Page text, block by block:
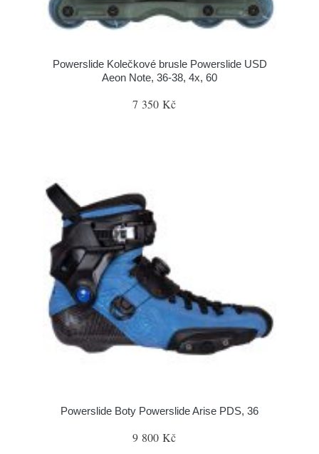
Powerslide Kolečkové brusle Powerslide USD
Aeon Note, 36-38, 4x, 60
7 350 Kč
Powerslide Boty Powerslide Arise PDS, 36
9 800 Kč